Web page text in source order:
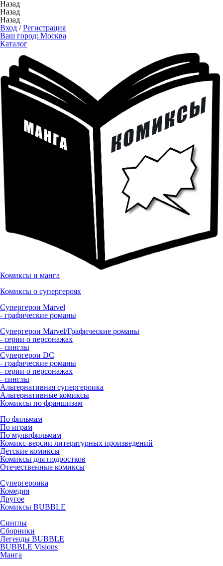
Назад
Назад
Назад
Вход /Регистрация
Ваш город: Москва
Каталог
Комиксы и манга
Комиксы о супергероях
Супергерои Marvel
- графические романы
Супергерои Marvel/Графические романы
- серии о персонажах
- синглы
Супергерои DC
- графические романы
- серии о персонажах
- синглы
Альтернативная супергероика
Альтернативные комиксы
Комиксы по франшизам
По фильмам
По играм
По мультфильмам
Комикс-версии литературных произведений
Детские комиксы
Комиксы для подростков
Отечественные комиксы
Супергероика
Комедия
Другое
Комиксы BUBBLE
Синглы
Сборники
Легенды BUBBLE
BUBBLE Visions
Манга